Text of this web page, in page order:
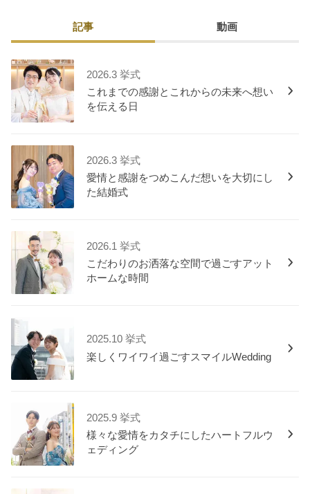
記事 動画
2026.3 挙式
これまでの感謝とこれからの未来へ想い
を伝える日
2026.3 挙式
愛情と感謝をつめこんだ想いを大切にし
た結婚式
2026.1 挙式
こだわりのお洒落な空間で過ごすアット
ホームな時間
2025.10 挙式
楽しくワイワイ過ごすスマイルWedding
2025.9 挙式
様々な愛情をカタチにしたハートフルウ
ェディング